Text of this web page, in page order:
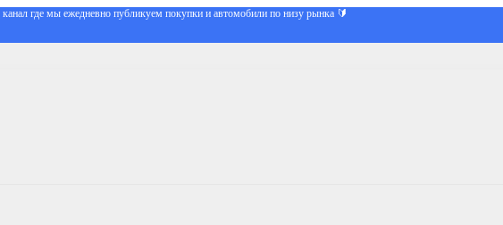
канал где мы ежедневно публикуем покупки и автомобили по низу рынка 🔰